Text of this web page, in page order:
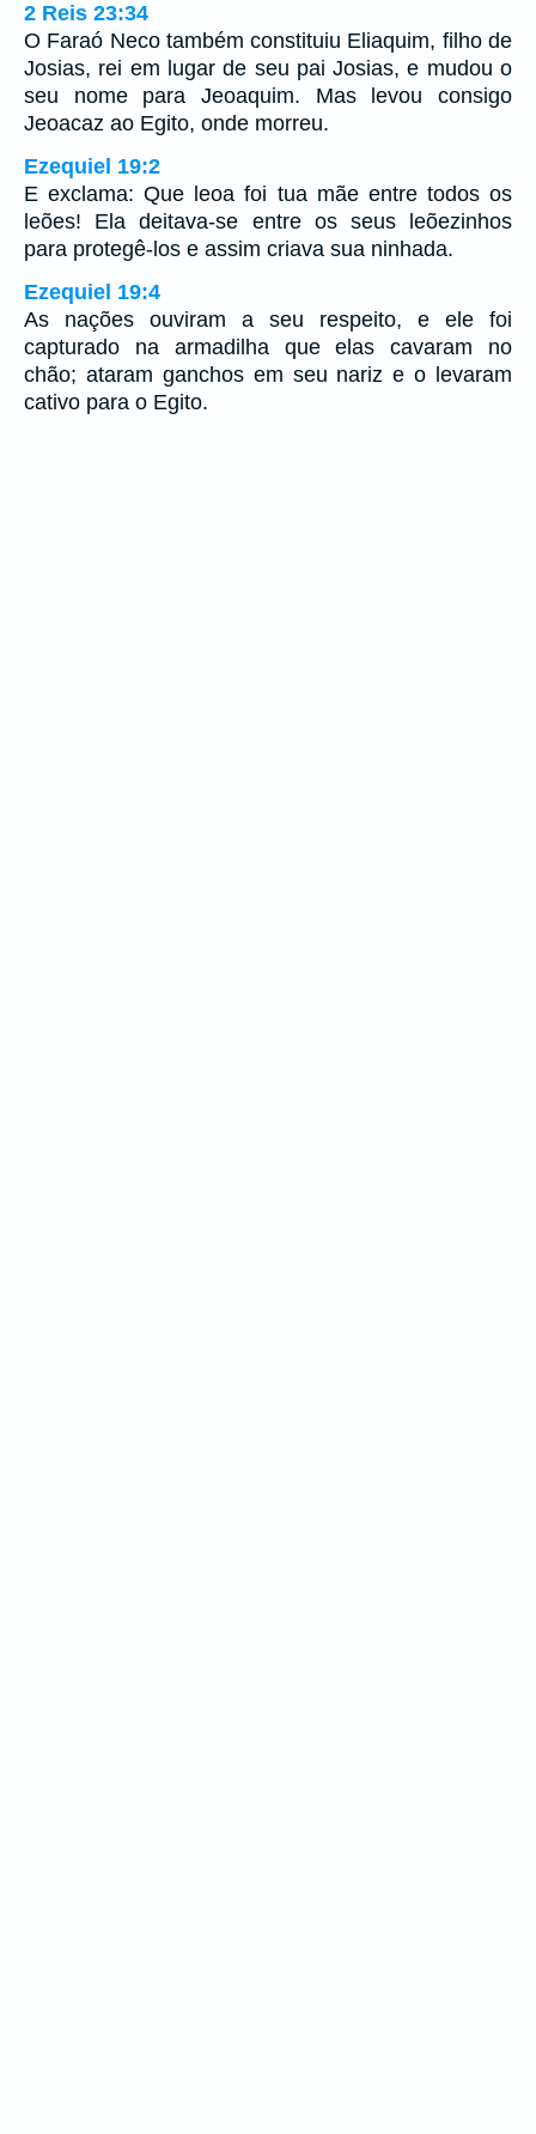
2 Reis 23:34
O Faraó Neco também constituiu Eliaquim, filho de
Josias, rei em lugar de seu pai Josias, e mudou o
seu nome para Jeoaquim. Mas levou consigo
Jeoacaz ao Egito, onde morreu.
Ezequiel 19:2
E exclama: Que leoa foi tua mãe entre todos os
leões! Ela deitava-se entre os seus leõezinhos
para protegê-los e assim criava sua ninhada.
Ezequiel 19:4
As nações ouviram a seu respeito, e ele foi
capturado na armadilha que elas cavaram no
chão; ataram ganchos em seu nariz e o levaram
cativo para o Egito.